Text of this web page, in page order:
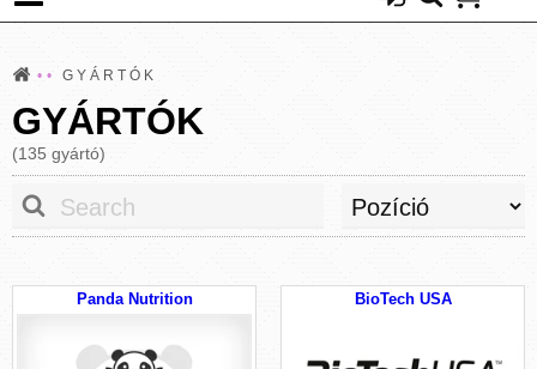
GYÁRTÓK
GYÁRTÓK
(135 gyártó)
Panda Nutrition BioTech USA